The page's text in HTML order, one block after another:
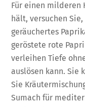
Für einen milderen
hält, versuchen
geräuchertes
geröstete rote
verleihen Tiefe
auslösen kann. Sie
Sie
Sumach für